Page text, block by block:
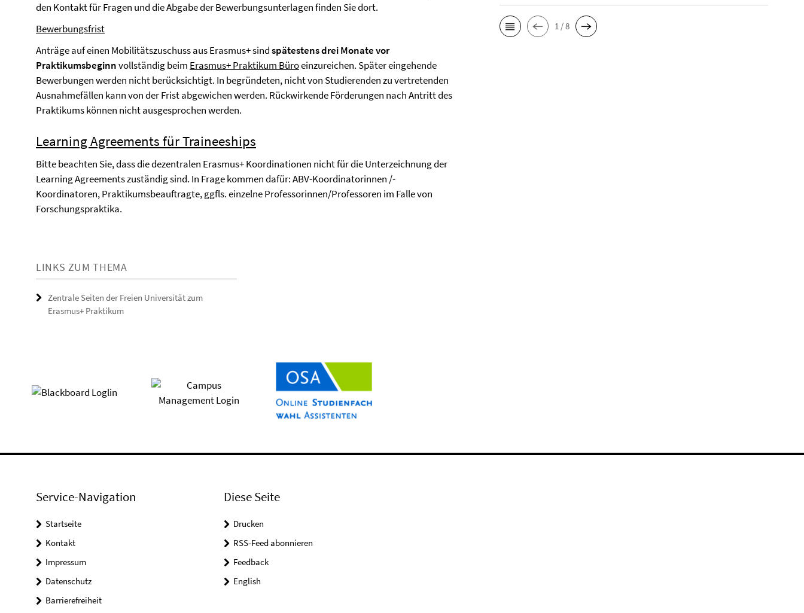
den Kontakt für Fragen und die Abgabe der Bewerbungsunterlagen finden Sie dort.
Bewerbungsfrist
Anträge auf einen Mobilitätszuschuss aus Erasmus+ sindspätestens drei Monate vor
Praktikumsbeginnvollständig beim Erasmus+ Praktikum Büroeinzureichen. Später eingehende
Bewerbungen werden nicht berücksichtigt. In begründeten, nicht von Studierenden zu vertretenden
Ausnahmefällen kann von der Frist abgewichen werden. Rückwirkende Förderungen nach Antritt des
Praktikums können nicht ausgesprochen werden.
Learning Agreements für Traineeships
Bitte beachten Sie, dass die dezentralen Erasmus+ Koordinationen nicht für die Unterzeichnung der
Learning Agreements zuständig sind. In Frage kommen dafür: ABV-Koordinatorinnen /-
Koordinatoren, Praktikumsbeauftragte, ggfls. einzelne Professorinnen/Professoren im Falle von
Forschungspraktika.
LINKS ZUM THEMA
Zentrale Seiten der Freien Universität zum
Erasmus+ Praktikum
1 / 8
Service-Navigation
Startseite
Kontakt
Impressum
Datenschutz
Barrierefreiheit
Diese Seite
Drucken
RSS-Feed abonnieren
Feedback
English